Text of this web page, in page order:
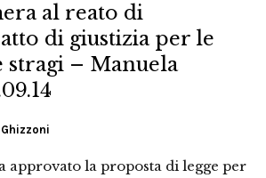
al reato di
di giustizia per le
– Manuela
approvato la proposta di legge per